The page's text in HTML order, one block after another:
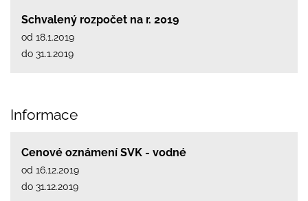
Schvalený rozpočet na r. 2019
od 18.1.2019
do 31.1.2019
Informace
Cenové oznámení SVK - vodné
od 16.12.2019
do 31.12.2019